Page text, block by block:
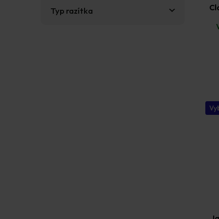
Typ razítka